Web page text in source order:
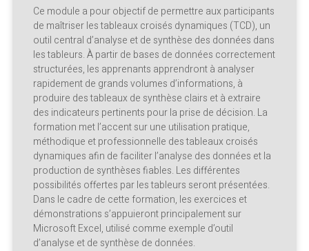
Ce module a pour objectif de permettre aux participants
de maîtriser les tableaux croisés dynamiques (TCD), un
outil central d’analyse et de synthèse des données dans
les tableurs. À partir de bases de données correctement
structurées, les apprenants apprendront à analyser
rapidement de grands volumes d’informations, à
produire des tableaux de synthèse clairs et à extraire
des indicateurs pertinents pour la prise de décision. La
formation met l’accent sur une utilisation pratique,
méthodique et professionnelle des tableaux croisés
dynamiques afin de faciliter l’analyse des données et la
production de synthèses fiables. Les différentes
possibilités offertes par les tableurs seront présentées.
Dans le cadre de cette formation, les exercices et
démonstrations s’appuieront principalement sur
Microsoft Excel, utilisé comme exemple d’outil
d’analyse et de synthèse de données.